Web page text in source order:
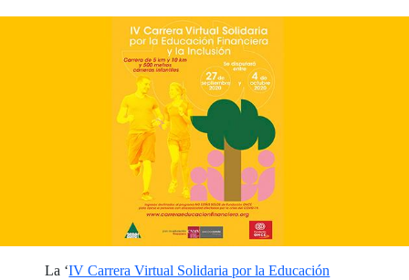
La ‘IV Carrera Virtual Solidaria por la Educación